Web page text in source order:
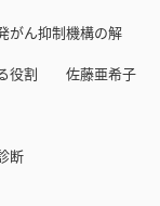
がん抑制機構の解
る役割 佐藤亜希子
断